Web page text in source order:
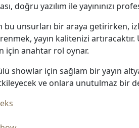
doğru yazılım ile yayınınızı
bu unsurları bir araya getirirken,
yayın kalitenizi artıracaktır.
için anahtar rol oynar.
showlar için sağlam bir yayın
ve onlara unutulmaz bir